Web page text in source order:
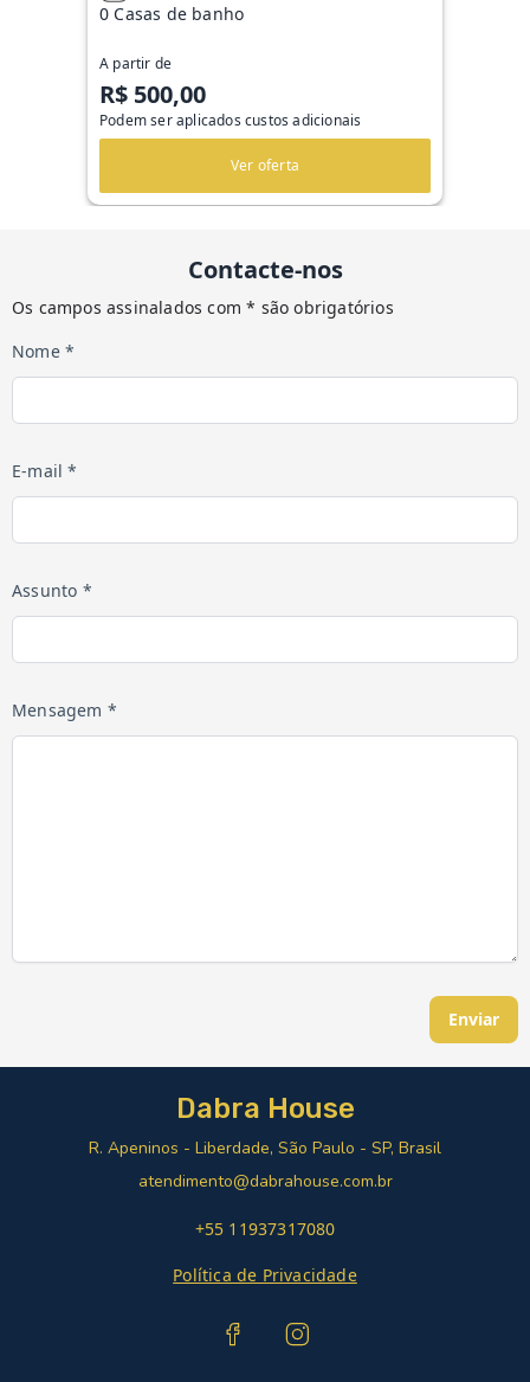
0 Casas de banho
A partir de
R$ 500,00
Podem ser aplicados custos adicionais
Ver oferta
Contacte-nos
Os campos assinalados com * são obrigatórios
Nome *
E-mail *
Assunto *
Mensagem *
Enviar
Dabra House
R. Apeninos - Liberdade, São Paulo - SP, Brasil
atendimento@dabrahouse.com.br
+55 11937317080
Política de Privacidade